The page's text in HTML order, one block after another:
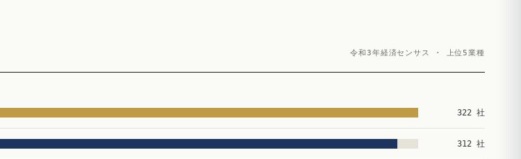
令和3年経済センサス · 上位5業種
322 社
312 社